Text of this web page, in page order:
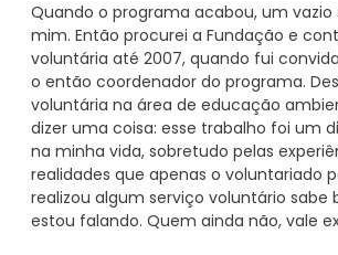
Quando o programa acabou, um vazio
mim. Então procurei a Fundação e
voluntária até 2007, quando fui
o então coordenador do programa.
voluntária na área de educação
dizer uma coisa: esse trabalho foi um
na minha vida, sobretudo pelas
realidades que apenas o voluntariado
realizou algum serviço voluntário sabe
estou falando. Quem ainda não, vale